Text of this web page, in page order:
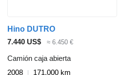
Hino DUTRO
7.440 US$
≈ 6.450 €
Camión caja abierta
2008
171.000 km